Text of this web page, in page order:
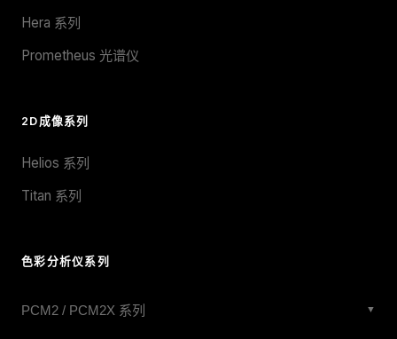
Hera 系列
Prometheus 光谱仪
2D成像系列
Helios 系列
Titan 系列
色彩分析仪系列
PCM2 / PCM2X 系列 ▼